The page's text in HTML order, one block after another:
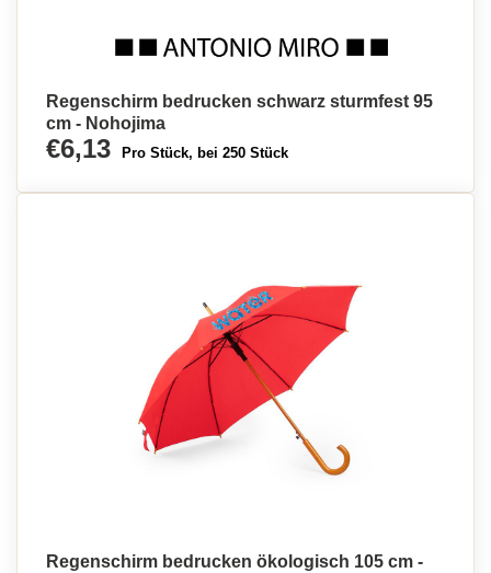
Regenschirm bedrucken schwarz sturmfest 95
cm - Nohojima
€6,13 Pro Stück, bei 250 Stück
Regenschirm bedrucken ökologisch 105 cm -